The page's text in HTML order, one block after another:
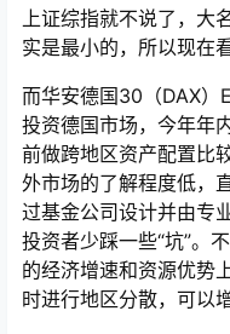
上证综指就不说了，大
实是最小的，所以现在
而华安德国30（DAX）
投资德国市场，今年年
前做跨地区资产配置比
外市场的了解程度低，
过基金公司设计并由专
投资者少踩一些“坑”。
的经济增速和资源优势
时进行地区分散，可以